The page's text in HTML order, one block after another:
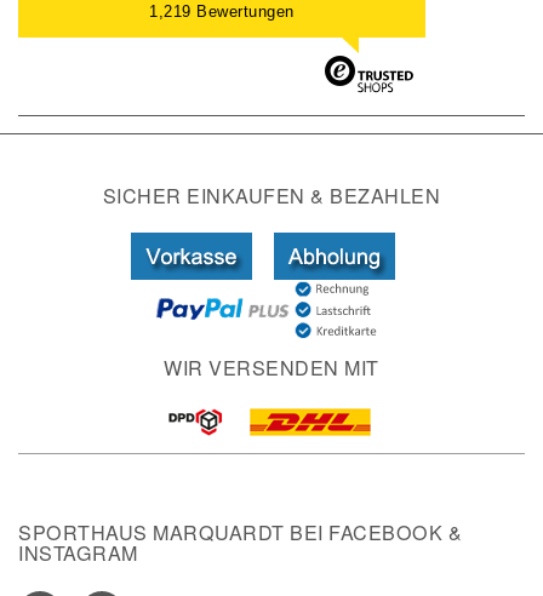
1,219 Bewertungen
SICHER EINKAUFEN & BEZAHLEN
WIR VERSENDEN MIT
SPORTHAUS MARQUARDT BEI FACEBOOK &
INSTAGRAM